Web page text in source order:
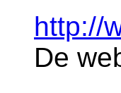
http://
De